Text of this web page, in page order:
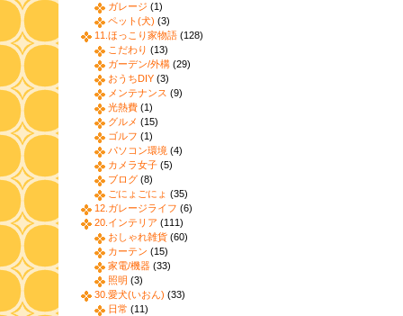
ガレージ (1)
ペット(犬) (3)
11.ほっこり家物語 (128)
こだわり (13)
ガーデン/外構 (29)
おうちDIY (3)
メンテナンス (9)
光熱費 (1)
グルメ (15)
ゴルフ (1)
パソコン環境 (4)
カメラ女子 (5)
ブログ (8)
ごにょごにょ (35)
12.ガレージライフ (6)
20.インテリア (111)
おしゃれ雑貨 (60)
カーテン (15)
家電/機器 (33)
照明 (3)
30.愛犬(いおん) (33)
日常 (11)